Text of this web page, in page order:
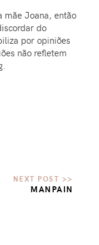
mãe Joana, então
do
por opiniões
não refletem
MANPAIN